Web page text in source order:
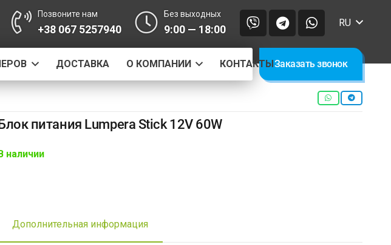
Позвоните нам
+38 067 5257940
Без выходных
9:00 — 18:00
RU
ДОСТАВКА О КОМПАНИИ КОНТАКТЫЗаказать звонок
питания Lumpera Stick 12V 60W
наличии
Дополнительная информация